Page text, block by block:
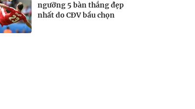
ngưỡng 5 bàn thắng đẹp
nhất do CĐV bầu chọn